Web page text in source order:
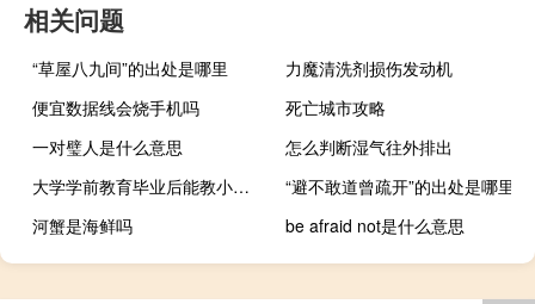
相关问题
“草屋八九间”的出处是哪里
力魔清洗剂损伤发动机
便宜数据线会烧手机吗
死亡城市攻略
一对璧人是什么意思
怎么判断湿气往外排出
大学学前教育毕业后能教小学吗
“避不敢道曾疏开”的出处是哪里
河蟹是海鲜吗
be afraid not是什么意思